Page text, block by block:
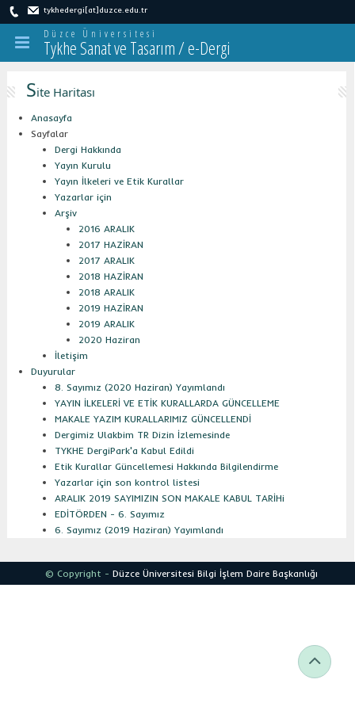
tykhedergi[at]duzce.edu.tr
Düzce Üniversitesi
Tykhe Sanat ve Tasarım / e-Dergi
Site Haritası
Anasayfa
Sayfalar
Dergi Hakkında
Yayın Kurulu
Yayın İlkeleri ve Etik Kurallar
Yazarlar için
Arşiv
2016 ARALIK
2017 HAZİRAN
2017 ARALIK
2018 HAZİRAN
2018 ARALIK
2019 HAZİRAN
2019 ARALIK
2020 Haziran
İletişim
Duyurular
8. Sayımız (2020 Haziran) Yayımlandı
YAYIN İLKELERİ VE ETİK KURALLARDA GÜNCELLEME
MAKALE YAZIM KURALLARIMIZ GÜNCELLENDİ
Dergimiz Ulakbim TR Dizin İzlemesinde
TYKHE DergiPark'a Kabul Edildi
Etik Kurallar Güncellemesi Hakkında Bilgilendirme
Yazarlar için son kontrol listesi
ARALIK 2019 SAYIMIZIN SON MAKALE KABUL TARİHi
EDİTÖRDEN - 6. Sayımız
6. Sayımız (2019 Haziran) Yayımlandı
© Copyright - Düzce Üniversitesi Bilgi İşlem Daire Başkanlığı